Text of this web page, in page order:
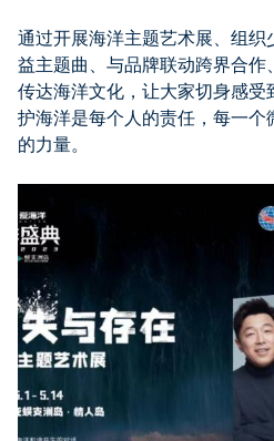
通过开展海洋主题艺术展、组
益主题曲、与品牌联动跨界合作
传达海洋文化，让大家切身感
护海洋是每个人的责任，每一
的力量。